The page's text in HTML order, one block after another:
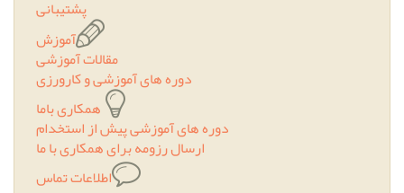
پشتیبانی
آموزش
مقالات آموزشی
دوره های آموزشی و کارورزی
همکاری باما
دوره های آموزشی پیش از استخدام
ارسال رزومه برای همکاری با ما
اطلاعات تماس